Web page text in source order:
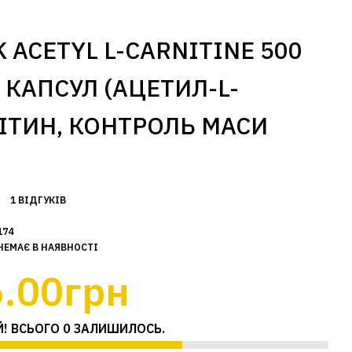
ACETYL L-CARNITINE 500
КАПСУЛ (АЦЕТИЛ-L-
КОНТРОЛЬ МАСИ
1 ВІДГУКІВ
В НАЯВНОСТІ
ВСЬОГО 0 ЗАЛИШИЛОСЬ.